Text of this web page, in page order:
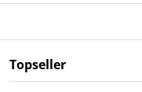
Topseller